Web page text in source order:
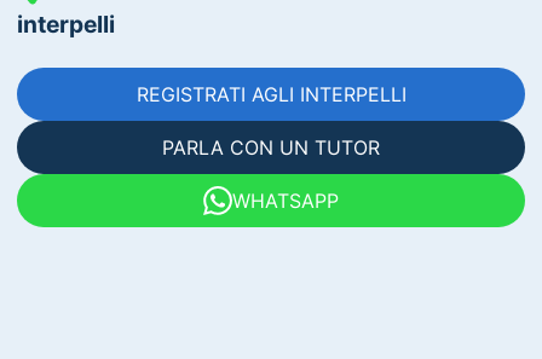
interpelli
REGISTRATI AGLI INTERPELLI
PARLA CON UN TUTOR
WHATSAPP